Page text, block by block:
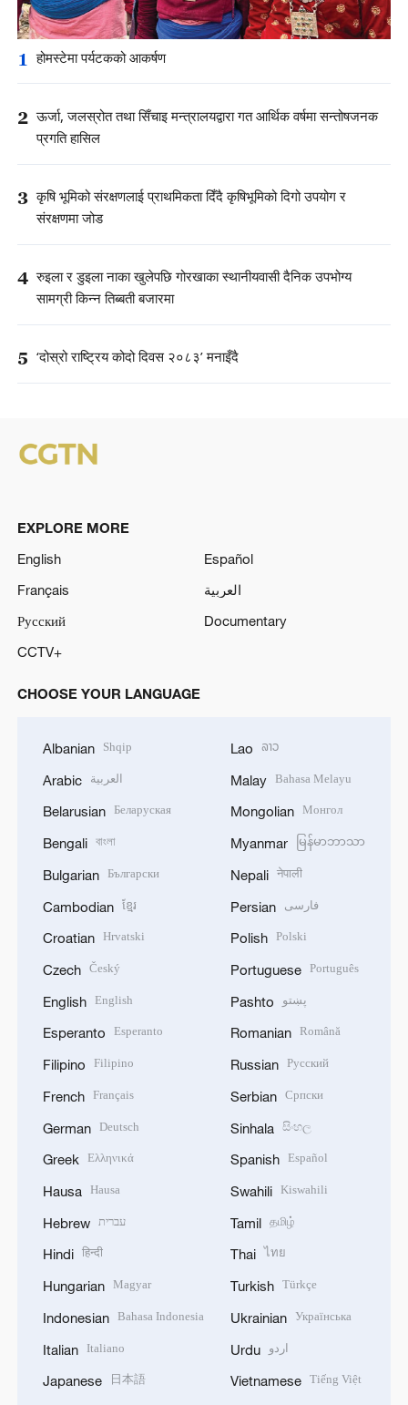
1 होमस्टेमा पर्यटकको आकर्षण
2 ऊर्जा, जलस्रोत तथा सिँचाइ मन्त्रालयद्वारा गत आर्थिक वर्षमा सन्तोषजनक
प्रगति हासिल
3 कृषि भूमिको संरक्षणलाई प्राथमिकता दिँदै कृषिभूमिको दिगो उपयोग र
संरक्षणमा जोड
4 रुइला र डुइला नाका खुलेपछि गोरखाका स्थानीयवासी दैनिक उपभोग्य
सामग्री किन्न तिब्बती बजारमा
5 ‘दोस्रो राष्ट्रिय कोदो दिवस २०८३’ मनाइँदै
EXPLORE MORE
English
Español
Français
العربية
Русский
Documentary
CCTV+
CHOOSE YOUR LANGUAGE
Albanian Shqip
Arabic العربية
Belarusian Беларуская
Bengali বাংলা
Bulgarian Български
Cambodian ខ្មែរ
Croatian Hrvatski
Czech Český
English English
Esperanto Esperanto
Filipino Filipino
French Français
German Deutsch
Greek Ελληνικά
Hausa Hausa
Hebrew עברית
Hindi हिन्दी
Hungarian Magyar
Indonesian Bahasa Indonesia
Italian Italiano
Japanese 日本語
Lao ລາວ
Malay Bahasa Melayu
Mongolian Монгол
Myanmar မြန်မာဘာသာ
Nepali नेपाली
Persian فارسی
Polish Polski
Portuguese Português
Pashto پښتو
Romanian Română
Russian Русский
Serbian Српски
Sinhala සිංහල
Spanish Español
Swahili Kiswahili
Tamil தமிழ்
Thai ไทย
Turkish Türkçe
Ukrainian Українська
Urdu اردو
Vietnamese Tiếng Việt